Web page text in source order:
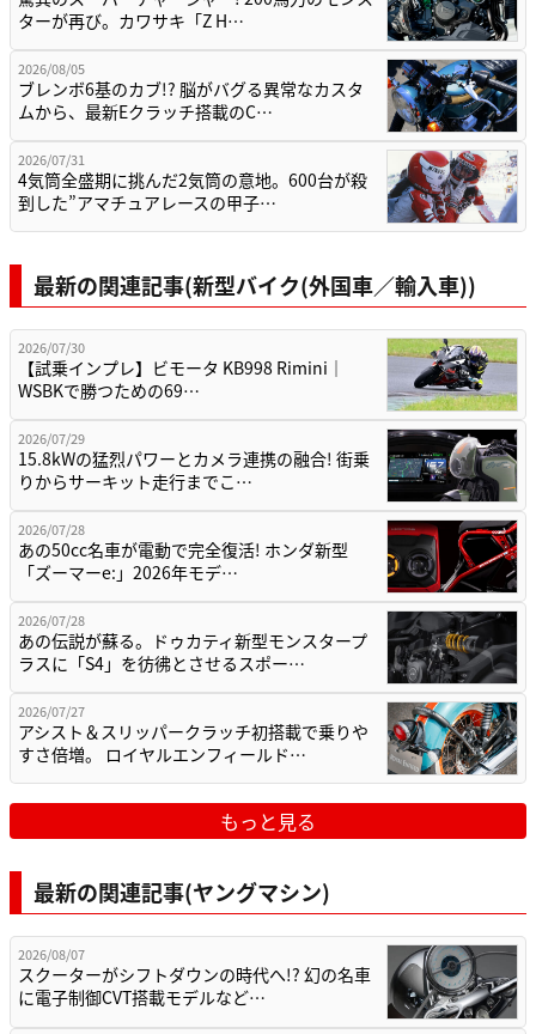
ターが再び。カワサキ「Z H…
2026/08/05
ブレンボ6基のカブ!? 脳がバグる異常なカスタ
ムから、最新Eクラッチ搭載のC…
2026/07/31
4気筒全盛期に挑んだ2気筒の意地。600台が殺
到した”アマチュアレースの甲子…
最新の関連記事(新型バイク(外国車／輸入車))
2026/07/30
【試乗インプレ】ビモータ KB998 Rimini｜
WSBKで勝つための69…
2026/07/29
15.8kWの猛烈パワーとカメラ連携の融合! 街乗
りからサーキット走行までこ…
2026/07/28
あの50cc名車が電動で完全復活! ホンダ新型
「ズーマーe:」2026年モデ…
2026/07/28
あの伝説が蘇る。ドゥカティ新型モンスタープ
ラスに「S4」を彷彿とさせるスポー…
2026/07/27
アシスト＆スリッパークラッチ初搭載で乗りや
すさ倍増。 ロイヤルエンフィールド…
もっと見る
最新の関連記事(ヤングマシン)
2026/08/07
スクーターがシフトダウンの時代へ!? 幻の名車
に電子制御CVT搭載モデルなど…